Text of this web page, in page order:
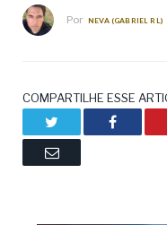
Por NEVA (GABRIEL RL)
COMPARTILHE ESSE
Email